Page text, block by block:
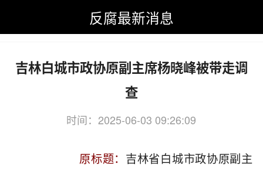
反腐最新消息
反腐最新消息>吉林
吉林白城市政协原副主席杨晓峰被带走调
查
时间：2025-06-03 09:26:09
关键词：吉林,白城,市政协,副主席
原标题： 吉林省白城市政协原副主